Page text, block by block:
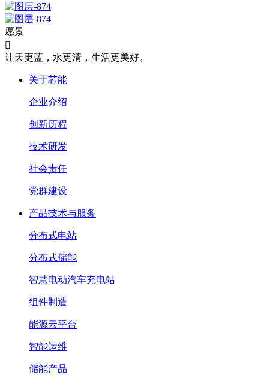
愿景

让天更蓝，水更清，生活更美好。
关于芯能
企业介绍
创新历程
技术研发
社会责任
党群建设
产品技术与服务
分布式电站
分布式储能
智慧电动汽车充电站
组件制造
能源云平台
智能运维
储能产品